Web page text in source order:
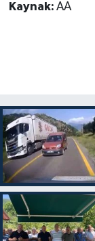
Kaynak: AA